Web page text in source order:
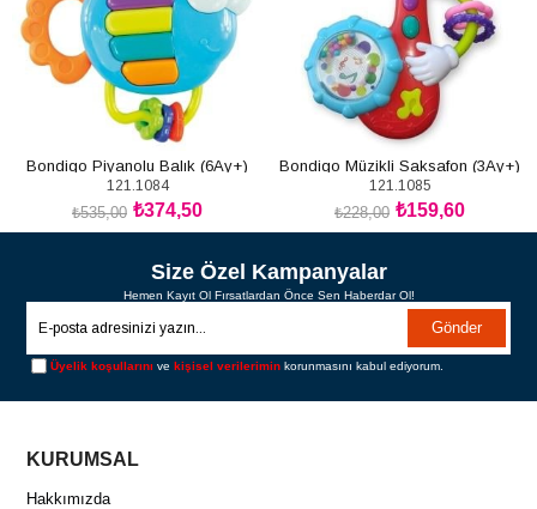
Bondigo Piyanolu Balık (6Ay+)
121.1084
₺374,50
₺535,00
SEPETE EKLE
Bondigo Müzikli Saksafon (3Ay+)
121.1085
₺159,60
₺228,00
SEPETE EKLE
Size Özel Kampanyalar
Hemen Kayıt Ol Fırsatlardan Önce Sen Haberdar Ol!
Gönder
Üyelik koşullarını vekişisel verilerimin korunmasını kabul ediyorum.
KURUMSAL
Hakkımızda